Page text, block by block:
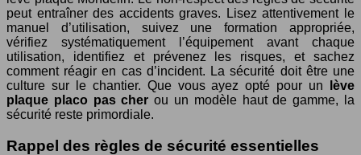
peut entraîner des accidents graves. Lisez attentivement le
manuel d’utilisation, suivez une formation appropriée,
vérifiez systématiquement l’équipement avant chaque
utilisation, identifiez et prévenez les risques, et sachez
comment réagir en cas d’incident. La sécurité doit être une
culture sur le chantier. Que vous ayez opté pour un
lève
plaque placo pas cherou un modèle haut de gamme, la
sécurité reste primordiale.
Rappel des règles de sécurité essentielles